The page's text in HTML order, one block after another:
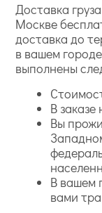
Доставка
Москве
доставка до
в вашем
выполнены
В
Вы
В вашем
вами